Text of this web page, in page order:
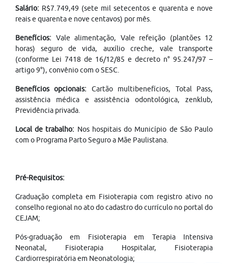
Salário: R$7.749,49 (sete mil setecentos e quarenta e nove
reais e quarenta e nove centavos) por mês.
Benefícios: Vale alimentação, Vale refeição (plantões 12
horas) seguro de vida, auxílio creche, vale transporte
(conforme Lei 7418 de 16/12/85 e decreto n° 95.247/97 –
artigo 9°), convênio com o SESC.
Benefícios opcionais: Cartão multibenefícios, Total Pass,
assistência médica e assistência odontológica, zenklub,
Previdência privada.
Local de trabalho: Nos hospitais do Município de São Paulo
com o Programa Parto Seguro a Mãe Paulistana.
Pré-Requisitos:
Graduação completa em Fisioterapia com registro ativo no
conselho regional no ato do cadastro do currículo no portal do
CEJAM;
Pós-graduação em Fisioterapia em Terapia Intensiva
Neonatal, Fisioterapia Hospitalar, Fisioterapia
Cardiorrespiratória em Neonatologia;